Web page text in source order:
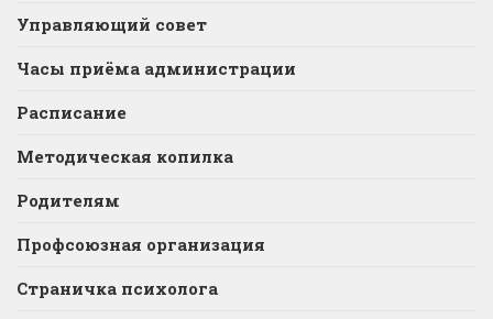
Управляющий совет
Часы приёма администрации
Расписание
Методическая копилка
Родителям
Профсоюзная организация
Страничка психолога